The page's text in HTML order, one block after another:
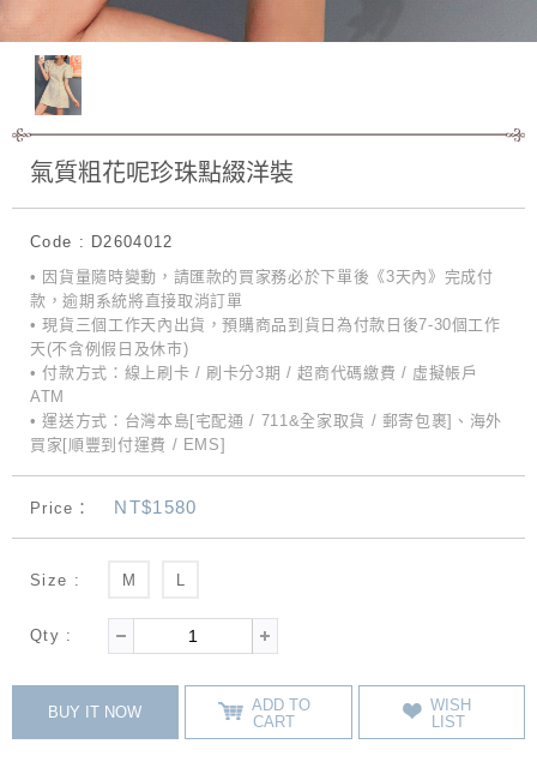
氣質粗花呢珍珠點綴洋裝
Code : D2604012
• 因貨量隨時變動，請匯款的買家務必於下單後《3天內》完成付
款，逾期系統將直接取消訂單
• 現貨三個工作天內出貨，預購商品到貨日為付款日後7-30個工作
天(不含例假日及休市)
• 付款方式：線上刷卡 / 刷卡分3期 / 超商代碼繳費 / 虛擬帳戶
ATM
• 運送方式：台灣本島[宅配通 / 711&全家取貨 / 郵寄包裹]、海外
買家[順豐到付運費 / EMS]
Price： NT$1580
Size : M L
Qty :
BUY IT NOW
ADD TO
CART
WISH
LIST